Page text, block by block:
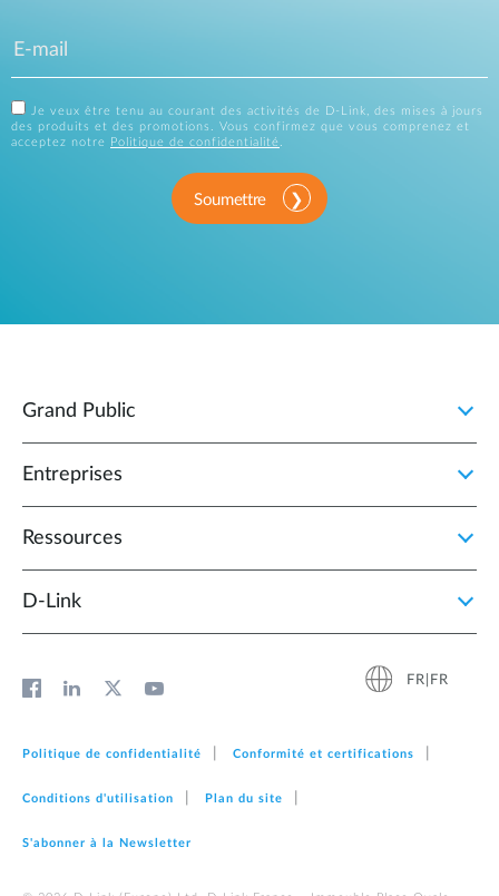
Je veux être tenu au courant des activités de D-Link, des mises à jours
des produits et des promotions. Vous confirmez que vous comprenez et
acceptez notre
Politique de confidentialité.
Soumettre
Grand Public
Entreprises
Ressources
D‑Link
FR|FR
Politique de confidentialité Conformité et certifications
Conditions d'utilisation Plan du site
S'abonner à la Newsletter